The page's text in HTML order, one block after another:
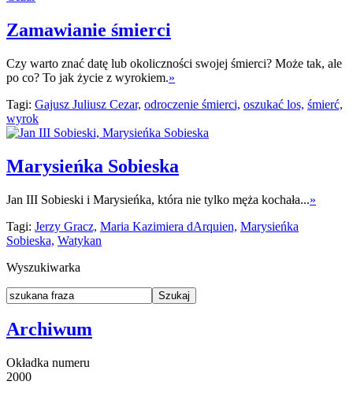
Zamawianie śmierci
Czy warto znać datę lub okoliczności swojej śmierci? Może tak, ale
po co? To jak życie z wyrokiem.»
Tagi: Gajusz Juliusz Cezar, odroczenie śmierci, oszukać los, śmierć,
wyrok
Marysieńka Sobieska
Jan III Sobieski i Marysieńka, która nie tylko męża kochała...»
Tagi: Jerzy Gracz, Maria Kazimiera dArquien, Marysieńka
Sobieska, Watykan
Wyszukiwarka
Archiwum
Okładka numeru
2000